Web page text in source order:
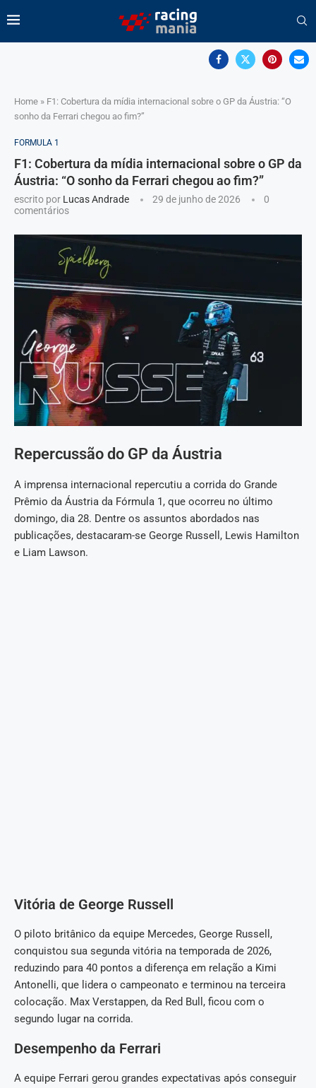
Home » F1: Cobertura da mídia internacional sobre o GP da Áustria: “O
sonho da Ferrari chegou ao fim?”
FORMULA 1
F1: Cobertura da mídia internacional sobre o GP da
Áustria: “O sonho da Ferrari chegou ao fim?”
escrito por Lucas Andrade 29 de junho de 2026
0
comentários
Repercussão do GP da Áustria
A imprensa internacional repercutiu a corrida do Grande
Prêmio da Áustria da Fórmula 1, que ocorreu no último
domingo, dia 28. Dentre os assuntos abordados nas
publicações, destacaram-se George Russell, Lewis Hamilton
e Liam Lawson.
Vitória de George Russell
O piloto britânico da equipe Mercedes, George Russell,
conquistou sua segunda vitória na temporada de 2026,
reduzindo para 40 pontos a diferença em relação a Kimi
Antonelli, que lidera o campeonato e terminou na terceira
colocação. Max Verstappen, da Red Bull, ficou com o
segundo lugar na corrida.
Desempenho da Ferrari
A equipe Ferrari gerou grandes expectativas após conseguir